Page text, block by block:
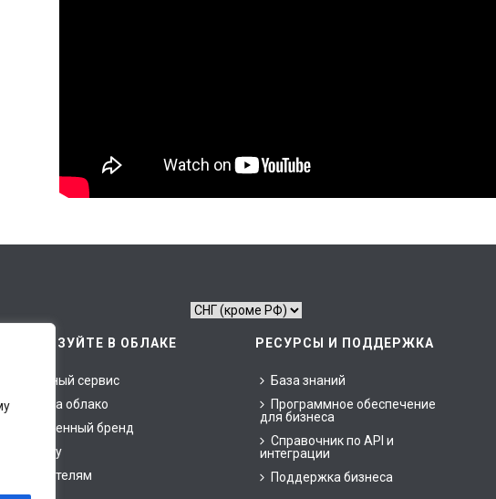
ИСПОЛЬЗУЙТЕ В ОБЛАКЕ
Облачный сервис
Цены на облако
Собственный бренд
Бизнесу
Покупателям
РЕСУРСЫ И ПОДДЕРЖКА
База знаний
Программное обеспечение
для бизнеса
Справочник по API и
интеграции
Поддержка бизнеса